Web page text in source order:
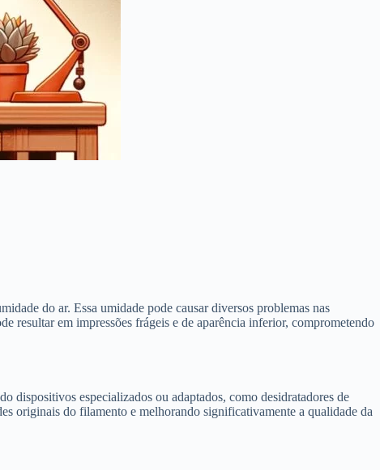
do ar. Essa umidade pode causar diversos problemas nas
resultar em impressões frágeis e de aparência inferior, comprometendo
dispositivos especializados ou adaptados, como desidratadores de
originais do filamento e melhorando significativamente a qualidade da